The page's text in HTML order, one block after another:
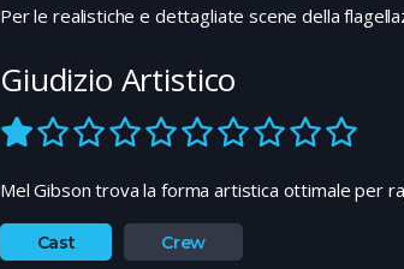
Per le realistiche e dettagliate scene della
Giudizio Artistico
Mel Gibson trova la forma artistica ottimale per
Cast Crew